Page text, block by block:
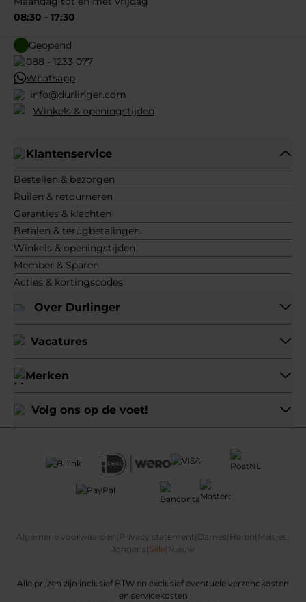
08:30 - 17:30
Geopend
088 - 1233 077
Whatsapp
info@durlinger.com
Winkels & openingstijden
Klantenservice
Bestellen & bezorgen
Ruilen & retourneren
Garanties & klachten
Betalen & terugbetalingen
Winkels & openingstijden
Member & Sparen
Acties & kortingscodes
Over Durlinger
Vacatures
Merken
Volg ons op de voet!
Algemene voorwaarden Privacy statement Dames Heren Meisjes
Jongens Sale Nieuw
Alle prijzen zijn inclusief BTW en exclusief eventuele verzendkosten
en servicekosten